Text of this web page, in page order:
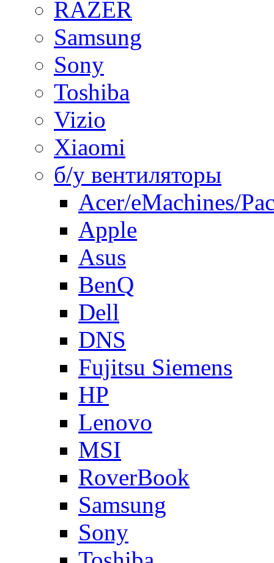
RAZER
Samsung
Sony
Toshiba
Vizio
Xiaomi
б/у вентиляторы
Acer/eMachines/
Apple
Asus
BenQ
Dell
DNS
Fujitsu Siemens
HP
Lenovo
MSI
RoverBook
Samsung
Sony